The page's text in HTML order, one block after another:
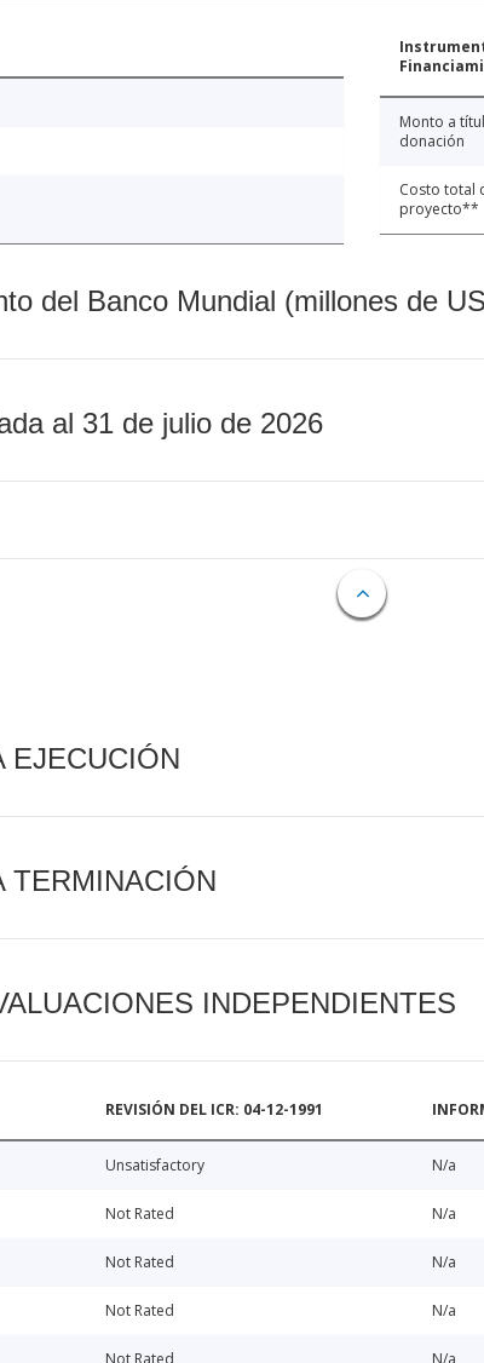
Monto a
donación
Costo total
proyecto**
del Banco Mundial (millones de
al 31 de julio de 2026
EJECUCIÓN
TERMINACIÓN
INDEPENDIENTES
REVISIÓN DEL ICR: 04-12-1991
Unsatisfactory N/a
Not Rated N/a
Not Rated N/a
Not Rated N/a